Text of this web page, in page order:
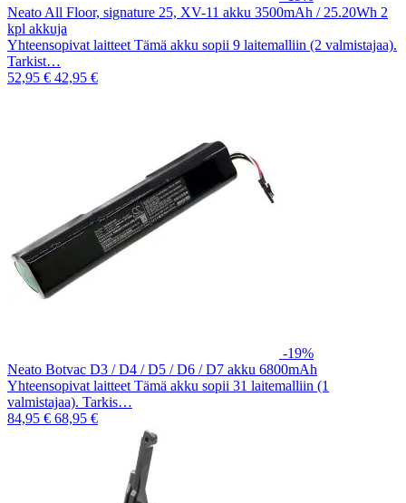
Neato All Floor, signature 25, XV-11 akku 3500mAh / 25.20Wh 2
kpl akkuja
Yhteensopivat laitteet Tämä akku sopii 9 laitemalliin (2 valmistajaa).
Tarkist…
52,95 € 42,95 €
-19%
Neato Botvac D3 / D4 / D5 / D6 / D7 akku 6800mAh
Yhteensopivat laitteet Tämä akku sopii 31 laitemalliin (1
valmistajaa). Tarkis…
84,95 € 68,95 €